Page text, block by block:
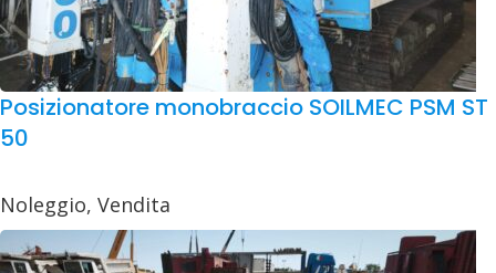
Posizionatore monobraccio SOILMEC PSM ST
50
Noleggio, Vendita